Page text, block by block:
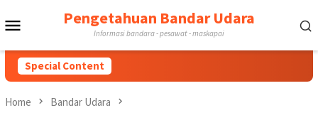
to
MobilePengetahuan Bandar Udara
Informasi bandara - pesawat - maskapai
Special Content
Home Bandar Udara